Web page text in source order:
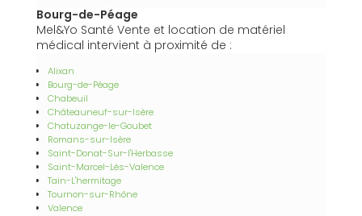
Bourg-de-Péage
Mel&Yo Santé Vente et location de matériel
médical intervient à proximité de :
Alixan
Bourg-de-Péage
Chabeuil
Châteauneuf-sur-Isère
Chatuzange-le-Goubet
Romans-sur-Isère
Saint-Donat-Sur-l'Herbasse
Saint-Marcel-Lès-Valence
Tain-L'hermitage
Tournon-sur-Rhône
Valence